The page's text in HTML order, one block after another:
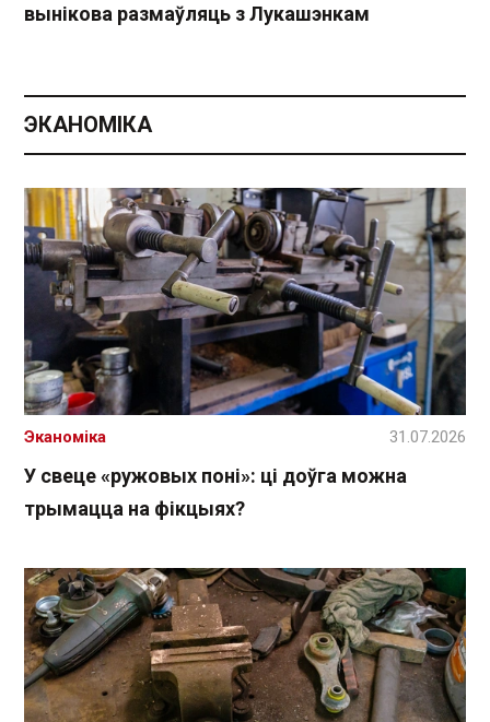
вынікова размаўляць з Лукашэнкам
ЭКАНОМІКА
У свеце «ружовых поні»: ці доўга можна
трымацца на фікцыях?
Эканоміка 31.07.2026